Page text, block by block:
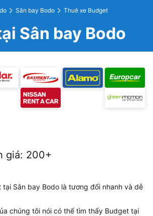
Sân bay Bodo Thuê xe Budget
Sân bay Bodo
giá: 200+
tại Sân bay Bodo là tương đối nhanh và dễ
chúng tôi nói có thể tìm thấy Budget tại